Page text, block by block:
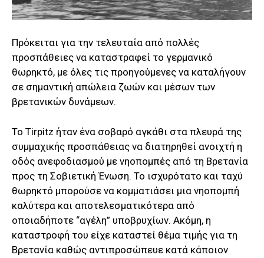
Πρόκειται για την τελευταία από πολλές
προσπάθειες να καταστραφεί το γερμανικό
θωρηκτό, με όλες τις προηγούμενες να καταλήγουν
σε σημαντική απώλεια ζωών και μέσων των
βρετανικών δυνάμεων.
Το Tirpitz ήταν ένα σοβαρό αγκάθι στα πλευρά της
συμμαχικής προσπάθειας να διατηρηθεί ανοιχτή η
οδός ανεφοδιασμού με νηοπομπές από τη Βρετανία
προς τη Σοβιετική Ένωση. Το ισχυρότατο και ταχύ
θωρηκτό μπορούσε να κομματιάσει μια νηοπομπή
καλύτερα και αποτελεσματικότερα από
οποιαδήποτε “αγέλη” υποβρυχίων. Ακόμη, η
καταστροφή του είχε καταστεί θέμα τιμής για τη
Βρετανία καθώς αντιπροσώπευε κατά κάποιον